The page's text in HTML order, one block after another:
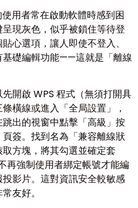
用者常在啟動軟體時感到困
現灰色，似乎被鎖住等待登
心選項，讓人即使不登入、
基礎編輯功能——這就是「離線
開啟 WPS 程式（無須打開具
橫線或進入「全局設置」，
出的視窗中點擊「高級」按
簽。找到名為「兼容離線狀
方塊，將其勾選並確定套
再強制使用者綁定帳號才能編
影片。這對資訊安全較敏感
友好。